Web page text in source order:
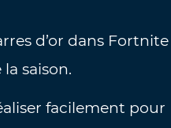
d’or dans Fortnite
saison.
facilement pour